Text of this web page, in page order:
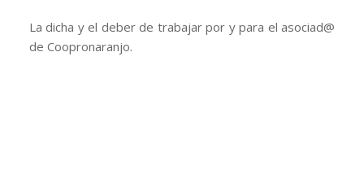
La dicha y el deber de trabajar por y para el asociad@
de Coopronaranjo.